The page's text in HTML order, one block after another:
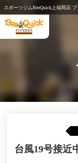
スポーツジムBeeQuick上福岡店
台風19号接近